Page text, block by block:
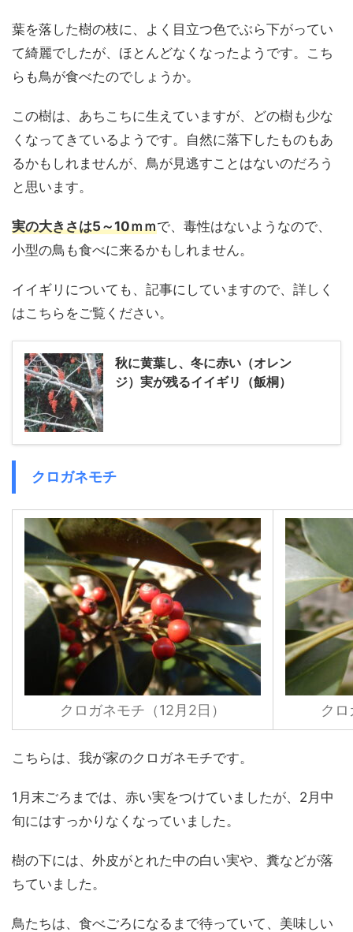
葉を落した樹の枝に、よく目立つ色でぶら下がってい
て綺麗でしたが、ほとんどなくなったようです。こち
らも鳥が食べたのでしょうか。
この樹は、あちこちに生えていますが、どの樹も少な
くなってきているようです。自然に落下したものもあ
るかもしれませんが、鳥が見逃すことはないのだろう
と思います。
実の大きさは5～10ｍｍで、毒性はないようなので、
小型の鳥も食べに来るかもしれません。
イイギリについても、記事にしていますので、詳しく
はこちらをご覧ください。
秋に黄葉し、冬に赤い（オレン
ジ）実が残るイイギリ（飯桐）
クロガネモチ
クロガネモチ（12月2日） ク
こちらは、我が家のクロガネモチです。
1月末ごろまでは、赤い実をつけていましたが、2月中
旬にはすっかりなくなっていました。
樹の下には、外皮がとれた中の白い実や、糞などが落
ちていました。
鳥たちは、食べごろになるまで待っていて、美味しい